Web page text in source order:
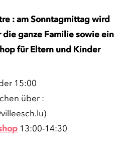
: am Sonntagmittag wird
die ganze Familie sowie ein
für Eltern und Kinder
15:00
über :
13:00-14:30